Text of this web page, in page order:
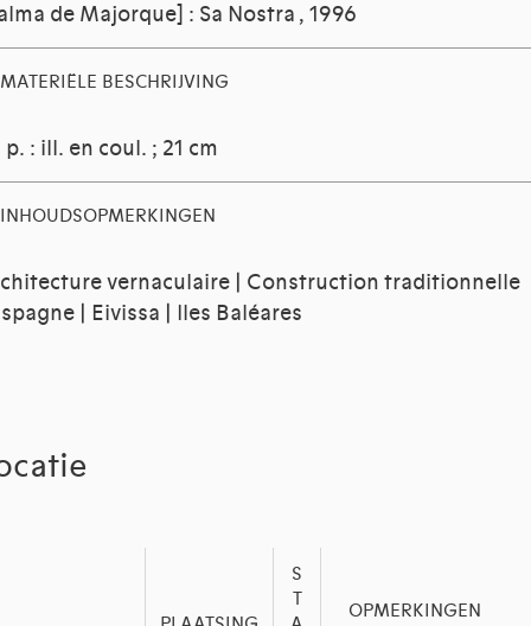
de Majorque] : Sa Nostra , 1996
MATERIËLE BESCHRIJVING
p. : ill. en coul. ; 21 cm
INHOUDSOPMERKINGEN
vernaculaire | Construction traditionnelle
| Eivissa | Iles Baléares
S
T
OPMERKINGEN